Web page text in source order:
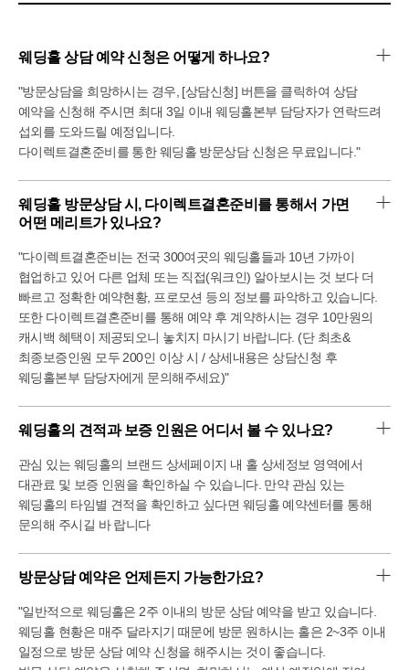
웨딩홀 상담 예약 신청은 어떻게 하나요?
"방문상담을 희망하시는 경우, [상담신청] 버튼을 클릭하여 상담
예약을 신청해 주시면 최대 3일 이내 웨딩홀본부 담당자가 연락드려
섭외를 도와드릴 예정입니다.
다이렉트결혼준비를 통한 웨딩홀 방문상담 신청은 무료입니다."
웨딩홀 방문상담 시, 다이렉트결혼준비를 통해서 가면
어떤 메리트가 있나요?
"다이렉트결혼준비는 전국 300여곳의 웨딩홀들과 10년 가까이
협업하고 있어 다른 업체 또는 직접(워크인) 알아보시는 것 보다 더
빠르고 정확한 예약현황, 프로모션 등의 정보를 파악하고 있습니다.
또한 다이렉트결혼준비를 통해 예약 후 계약하시는 경우 10만원의
캐시백 혜택이 제공되오니 놓치지 마시기 바랍니다. (단 최초&
최종보증인원 모두 200인 이상 시 / 상세내용은 상담신청 후
웨딩홀본부 담당자에게 문의해주세요)"
웨딩홀의 견적과 보증 인원은 어디서 볼 수 있나요?
관심 있는 웨딩홀의 브랜드 상세페이지 내 홀 상세정보 영역에서
대관료 및 보증 인원을 확인하실 수 있습니다. 만약 관심 있는
웨딩홀의 타임별 견적을 확인하고 싶다면 웨딩홀 예약센터를 통해
문의해 주시길 바 랍니다
방문상담 예약은 언제든지 가능한가요?
"일반적으로 웨딩홀은 2주 이내의 방문 상담 예약을 받고 있습니다.
웨딩홀 현황은 매주 달라지기 때문에 방문 원하시는 홀은 2~3주 이내
일정으로 방문 상담 예약 신청을 해주시는 것이 좋습니다.